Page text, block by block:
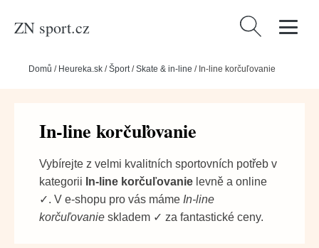
ZN sport.cz Vyhledávání
Domů / Heureka.sk /Šport/Skate & in-line / In-line korčuľovanie
In-line korčuľovanie
Vybírejte z velmi kvalitních sportovních potřeb v
kategorii In-line korčuľovanie levně a online
✓. V e-shopu pro vás máme In-line
korčuľovanie skladem ✓ za fantastické ceny.